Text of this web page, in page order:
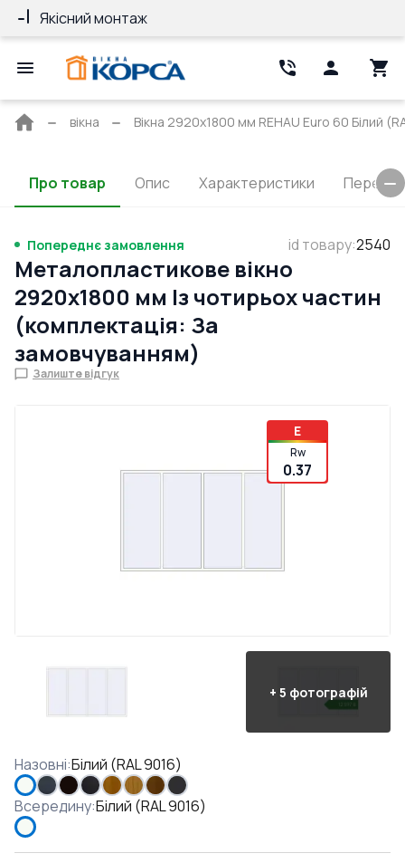
Якісний монтаж
Головна
вікна Вікна 2920x1800 мм REHAU Euro 60 Білий
Про товар Опис Характеристики
Попереднє замовлення id товару:2540
Металопластикове вікно
2920x1800 мм Із чотирьох частин
(комплектація: За
замовчуванням)
Залиште відгук
E
Rw
0.37
+ 5 фотографій
Назовні:Білий (RAL 9016)
Всередину:Білий (RAL 9016)